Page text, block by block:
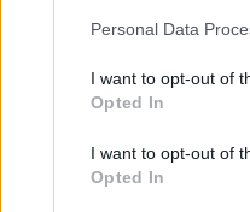
Personal Data
I want to opt-out of
Opted In
I want to opt-out of
Opted In